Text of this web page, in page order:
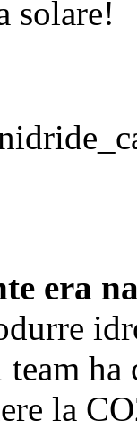
solare!
era
team
la